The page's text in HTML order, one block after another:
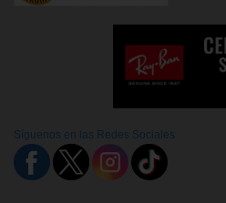
Síguenos en las Redes Sociales